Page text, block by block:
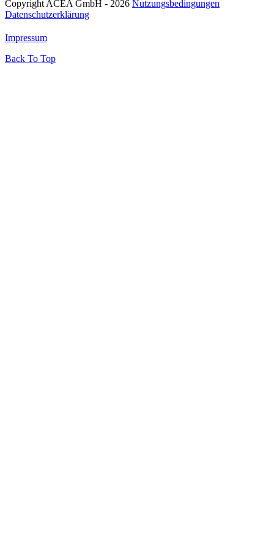
Copyright ACEA GmbH - 2026 Nutzungsbedingungen
Datenschutzerklärung
Impressum
Back To Top